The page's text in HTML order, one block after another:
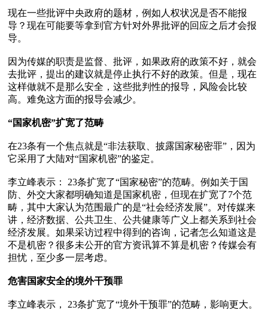
现在一些批评中央政府的题材，例如人权状况是否不能报
导？现在可能要等拿到官方针对外界批评的回应之后才会报
导。
因为传媒的职责是监督、批评，如果政府的政策不好，就会
去批评，提出的建议就是停止执行不好的政策。但是，现在
这样做就不是那么安全，这些批判性的报导，风险会比较
高。难免这方面的报导会减少。
“国家机密”扩宽了范畴
在23条有一个焦点就是“非法获取、披露国家秘密罪”，因为
它采用了大陆对“国家机密”的鉴定。
李立峰表示： 23条扩宽了“国家秘密”的范畴。例如关于国
防、外交大家都明确知道是国家机密，但现在扩宽了7个范
畴，其中大家认为范围最广的是“社会经济发展”。对传媒来
讲，经济数据、公共卫生、公共健康等广义上都关系到社会
经济发展。如果采访过程中得到的咨询，记者怎么知道这是
不是机密？很多未公开的官方资讯算不算是机密？传媒会有
担忧，至少多一层考虑。
危害国家安全的境外干预罪
李立峰表示， 23条扩宽了“境外干预罪”的范畴，影响更大。